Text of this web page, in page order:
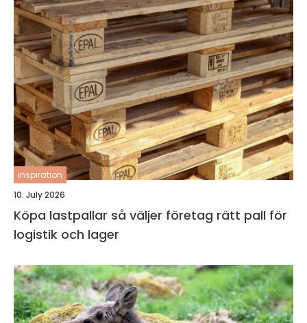
inspiration
10. July 2026
Köpa lastpallar så väljer företag rätt pall för
logistik och lager